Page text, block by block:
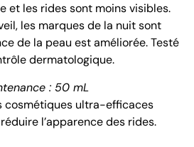
et les rides sont moins visibles.
les marques de la nuit sont
de la peau est améliorée. Testé
dermatologique.
: 50 mL
cosmétiques ultra-efficaces
l’apparence des rides.